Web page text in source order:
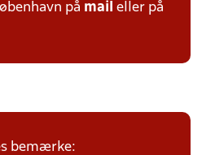
på mail eller på
bemærke: